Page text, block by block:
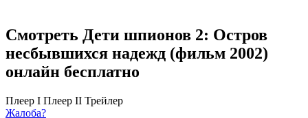
Смотреть Дети шпионов 2: Остров
несбывшихся надежд (фильм 2002)
онлайн бесплатно
Плеер I Плеер II Трейлер
Жалоба?